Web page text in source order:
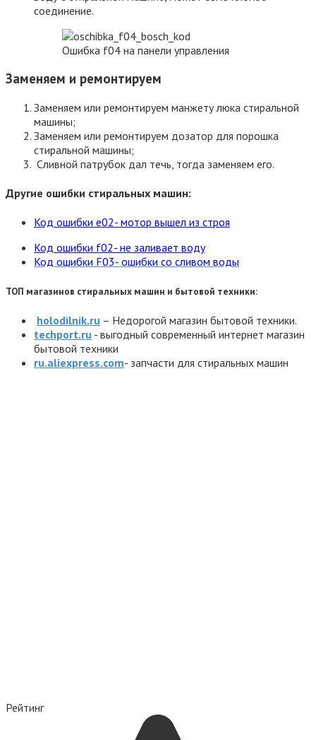
соединение.
Ошибка f04 на панели управления
Заменяем и ремонтируем
Заменяем или ремонтируем манжету люка стиральной
машины;
Заменяем или ремонтируем дозатор для порошка
стиральной машины;
Сливной патрубок дал течь, тогда заменяем его.
Другие ошибки стиральных машин:
Код ошибки e02- мотор вышел из строя
Код ошибки f02- не заливает воду
Код ошибки F03- ошибки со сливом воды
ТОП магазинов стиральных машин и бытовой техники:
holodilnik.ru – Недорогой магазин бытовой техники.
techport.ru - выгодный современный интернет магазин
бытовой техники
ru.aliexpress.com- запчасти для стиральных машин
Рейтинг